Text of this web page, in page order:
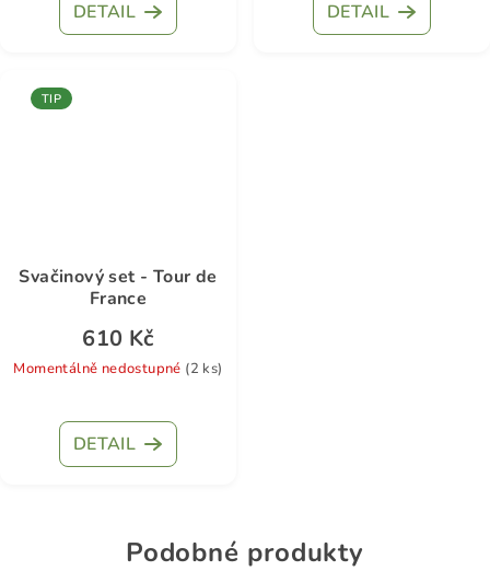
DETAIL DETAIL
TIP
Svačinový set - Tour de
France
610 Kč
Momentálně nedostupné (2 ks)
hodnocení
produktu
je
hvězdiček.
DETAIL
Podobné produkty